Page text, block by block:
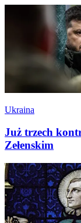
Ukraina
Już trzech
Zełenskim